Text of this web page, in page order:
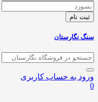
سنگ نگارستان
ورود به حساب کاربری
0